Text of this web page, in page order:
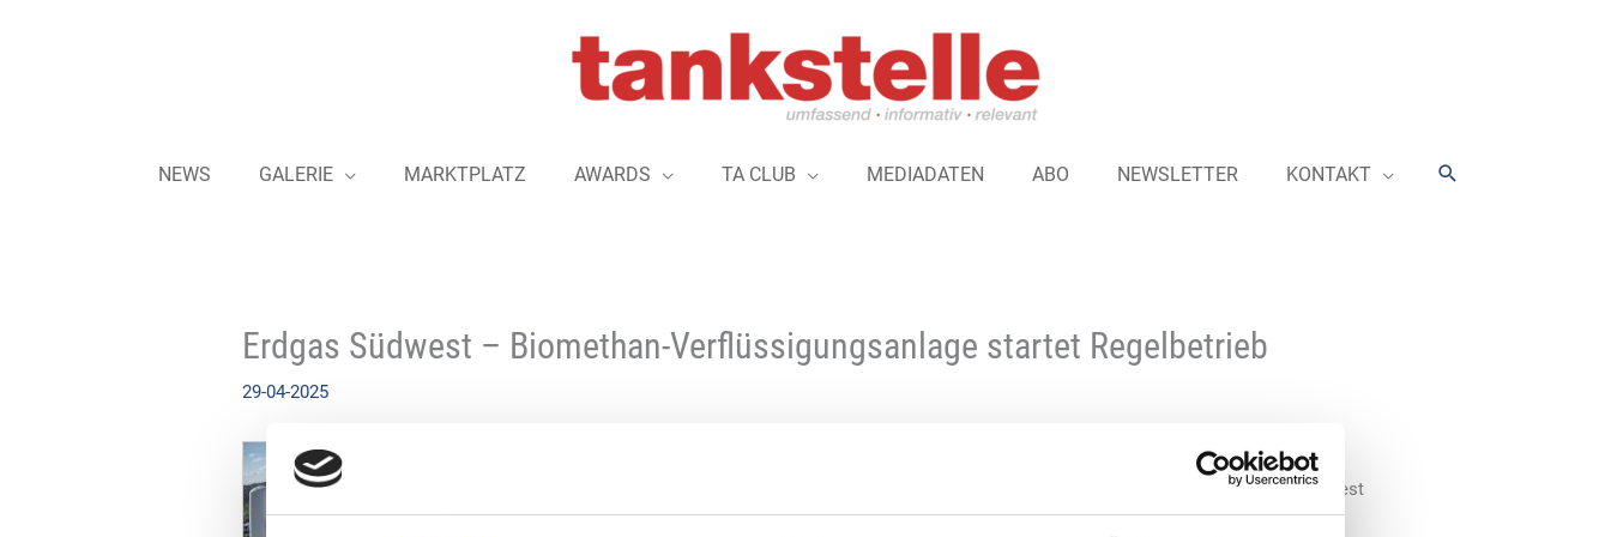
NEWS GALERIE MARKTPLATZ AWARDS TA CLUB MEDIADATEN ABO NEWSLETTER KONTAKT Suchen
Erdgas Südwest – Biomethan-Verflüssigungsanlage startet Regelbetrieb
29-04-2025
Eine der größten Biomethan-Verflüssigungsanlagen Deutschlands in
Burghaun nahe der Autobahn 7 geht in den Regelbetrieb. Die „Erdgas Südwest
Bio-LNG GmbH“, ein hundertprozentiges Tochterunternehmen der „Erdgas